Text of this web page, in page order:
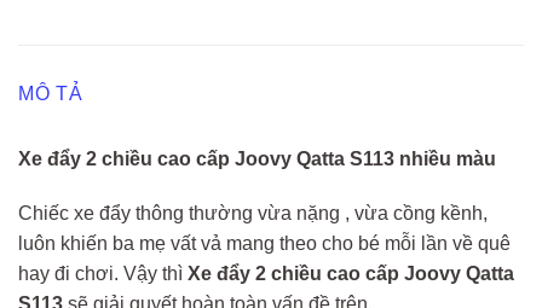
MÔ TẢ
Xe đẩy 2 chiều cao cấp Joovy Qatta S113 nhiều màu
Chiếc xe đẩy thông thường vừa nặng , vừa cồng kềnh,
luôn khiến ba mẹ vất vả mang theo cho bé mỗi lần về quê
hay đi chơi. Vậy thì Xe đẩy 2 chiều cao cấp Joovy Qatta